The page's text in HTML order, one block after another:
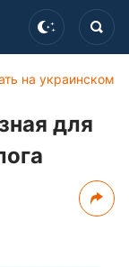
на украинском
для